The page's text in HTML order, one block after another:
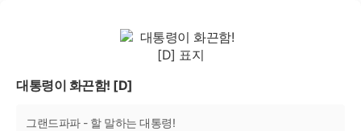
대통령이 화끈함! [D]
그랜드파파 - 할 말하는 대통령!